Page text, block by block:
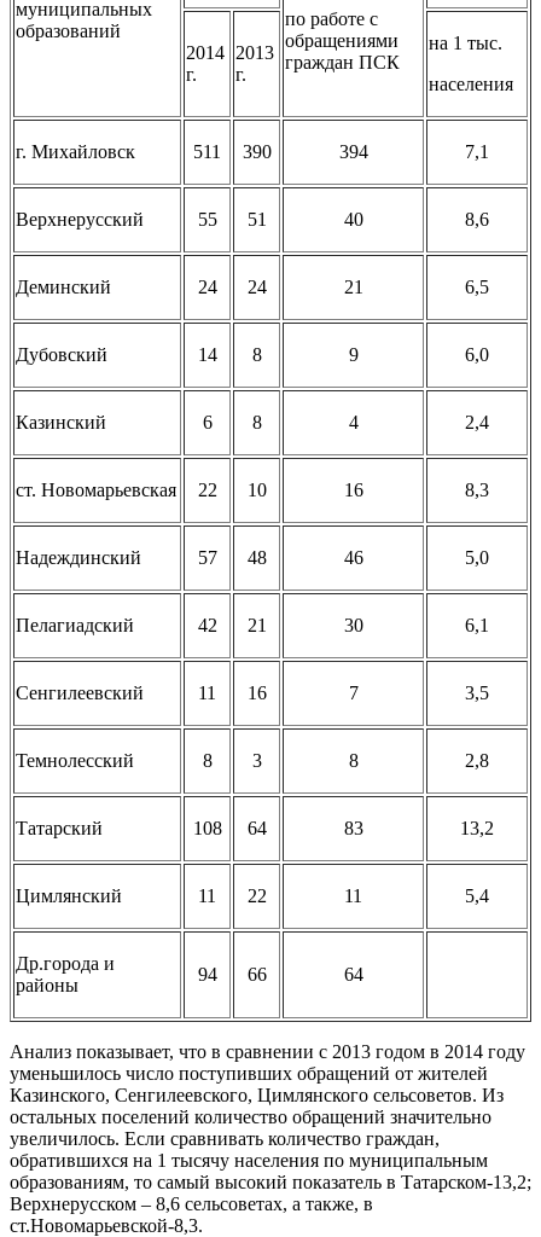
муниципальных
образований
по работе с
обращениями
граждан ПСК
2014
г.
2013
г.
на 1 тыс.
населения
г. Михайловск 511 390 394 7,1
Верхнерусский 55 51 40 8,6
Деминский 24 24 21 6,5
Дубовский 14 8 9 6,0
Казинский 6 8 4 2,4
ст. Новомарьевская 22 10 16 8,3
Надеждинский 57 48 46 5,0
Пелагиадский 42 21 30 6,1
Сенгилеевский 11 16 7 3,5
Темнолесский 8 3 8 2,8
Татарский 108 64 83 13,2
Цимлянский 11 22 11 5,4
Др.города и
районы
94 66 64
Анализ показывает, что в сравнении с 2013 годом в 2014 году
уменьшилось число поступивших обращений от жителей
Казинского, Сенгилеевского, Цимлянского сельсоветов. Из
остальных поселений количество обращений значительно
увеличилось. Если сравнивать количество граждан,
обратившихся на 1 тысячу населения по муниципальным
образованиям, то самый высокий показатель в Татарском-13,2;
Верхнерусском – 8,6 сельсоветах, а также, в
ст.Новомарьевской-8,3.